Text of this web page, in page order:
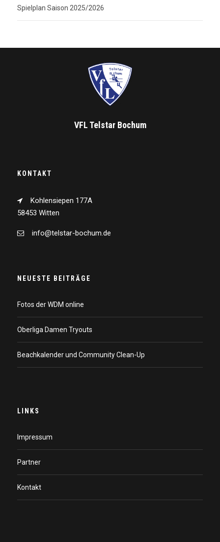
Spielplan Saison 2025/2026
VFL Telstar Bochum
KONTAKT
Kohlensiepen 177A
58453 Witten
info@telstar-bochum.de
NEUESTE BEITRÄGE
Fotos der WDM online
Oberliga Damen Tryouts
Beachkalender und Community Clean-Up
LINKS
Impressum
Partner
Kontakt